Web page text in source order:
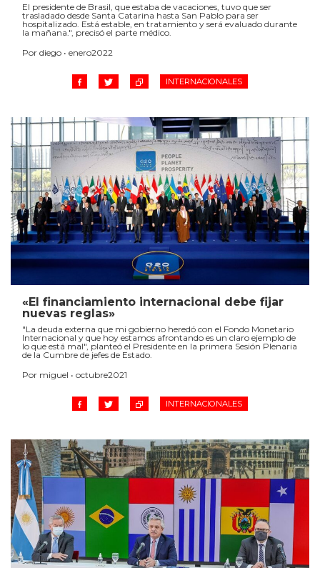
El presidente de Brasil, que estaba de vacaciones, tuvo que ser
trasladado desde Santa Catarina hasta San Pablo para ser
hospitalizado. Está estable, en tratamiento y será evaluado durante
la mañana.", precisó el parte médico.
Por diego • enero2022
INTERNACIONALES
«El financiamiento internacional debe fijar
nuevas reglas»
"La deuda externa que mi gobierno heredó con el Fondo Monetario
Internacional y que hoy estamos afrontando es un claro ejemplo de
lo que está mal", planteó el Presidente en la primera Sesión Plenaria
de la Cumbre de jefes de Estado.
Por miguel • octubre2021
INTERNACIONALES